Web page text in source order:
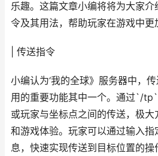
乐趣。这篇文章小编将将为大家
令及其用法，帮助玩家在游戏中更
| 传送指令
小编认为‘我的全球》服务器中，
用的重要功能其中一个。通过`/
或玩家与坐标点之间的传送，极
和游戏体验。玩家可以通过输入
息，快速实现传送到目标位置的